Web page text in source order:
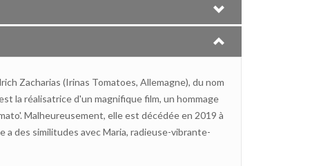
Zacharias (Irinas Tomatoes, Allemagne), du nom
la réalisatrice d'un magnifique film, un hommage
Malheureusement, elle est décédée en 2019 à
a des similitudes avec Maria, radieuse-vibrante-